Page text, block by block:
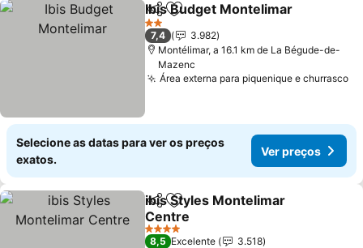
PartilharAdicionar aos favoritos
Ibis Budget Montelimar
2 Estrelas
7,4
3.982
Montélimar, a 16.1 km de La Bégude-de-
Mazenc
Área externa para piquenique e churrasco
Selecione as datas para ver os preços
exatos.
Ver preços
PartilharAdicionar aos favoritos
ibis Styles Montelimar
Centre
Ver preços
4 Estrelas
8,5 Excelente
3.518